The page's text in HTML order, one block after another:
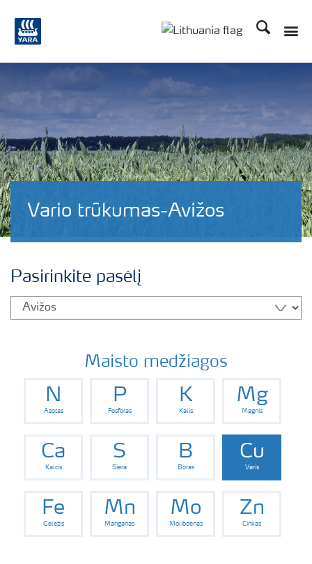
Ieškoti
Vario trūkumas-Avižos
Pasirinkite pasėlį
Maisto medžiagos
N
Azotas
P
Fosforas
K
Kalis
Mg
Magnis
Ca
Kalcis
S
Siera
B
Boras
Cu
Varis
Fe
Geležis
Mn
Manganas
Mo
Molibdenas
Zn
Cinkas